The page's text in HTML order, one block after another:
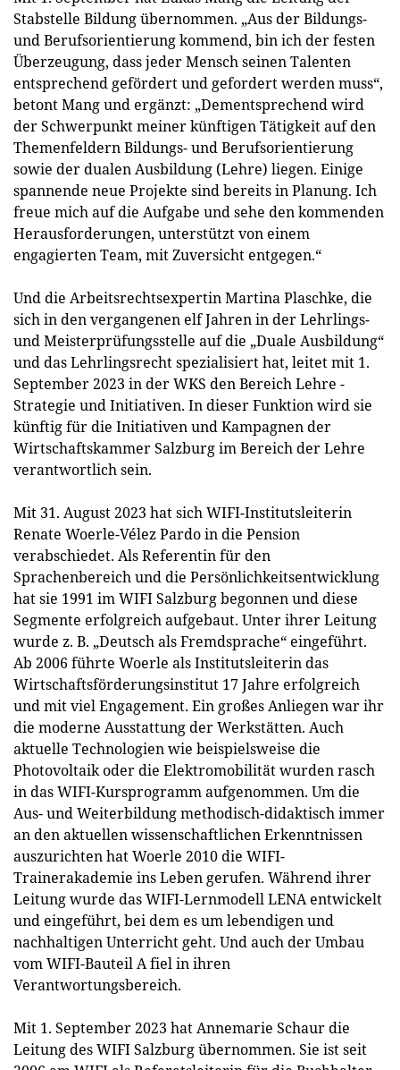
Stabstelle Bildung übernommen. „Aus der Bildungs-
und Berufsorientierung kommend, bin ich der festen
Überzeugung, dass jeder Mensch seinen Talenten
entsprechend gefördert und gefordert werden muss“,
betont Mang und ergänzt: „Dementsprechend wird
der Schwerpunkt meiner künftigen Tätigkeit auf den
Themenfeldern Bildungs- und Berufsorientierung
sowie der dualen Ausbildung (Lehre) liegen. Einige
spannende neue Projekte sind bereits in Planung. Ich
freue mich auf die Aufgabe und sehe den kommenden
Herausforderungen, unterstützt von einem
engagierten Team, mit Zuversicht entgegen.“
Und die Arbeitsrechtsexpertin Martina Plaschke, die
sich in den vergangenen elf Jahren in der Lehrlings-
und Meisterprüfungsstelle auf die „Duale Ausbildung“
und das Lehrlingsrecht spezialisiert hat, leitet mit 1.
September 2023 in der WKS den Bereich Lehre -
Strategie und Initiativen. In dieser Funktion wird sie
künftig für die Initiativen und Kampagnen der
Wirtschaftskammer Salzburg im Bereich der Lehre
verantwortlich sein.
Mit 31. August 2023 hat sich WIFI-Institutsleiterin
Renate Woerle-Vélez Pardo in die Pension
verabschiedet. Als Referentin für den
Sprachenbereich und die Persönlichkeitsentwicklung
hat sie 1991 im WIFI Salzburg begonnen und diese
Segmente erfolgreich aufgebaut. Unter ihrer Leitung
wurde z. B. „Deutsch als Fremdsprache“ eingeführt.
Ab 2006 führte Woerle als Institutsleiterin das
Wirtschaftsförderungsinstitut 17 Jahre erfolgreich
und mit viel Engagement. Ein großes Anliegen war ihr
die moderne Ausstattung der Werkstätten. Auch
aktuelle Technologien wie beispielsweise die
Photovoltaik oder die Elektromobilität wurden rasch
in das WIFI-Kursprogramm aufgenommen. Um die
Aus- und Weiterbildung methodisch-didaktisch immer
an den aktuellen wissenschaftlichen Erkenntnissen
auszurichten hat Woerle 2010 die WIFI-
Trainerakademie ins Leben gerufen. Während ihrer
Leitung wurde das WIFI-Lernmodell LENA entwickelt
und eingeführt, bei dem es um lebendigen und
nachhaltigen Unterricht geht. Und auch der Umbau
vom WIFI-Bauteil A fiel in ihren
Verantwortungsbereich.
Mit 1. September 2023 hat Annemarie Schaur die
Leitung des WIFI Salzburg übernommen. Sie ist seit